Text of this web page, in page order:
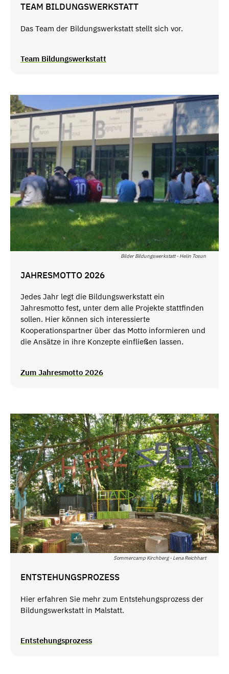
TEAM BILDUNGSWERKSTATT
Das Team der Bildungswerkstatt stellt sich vor.
Team Bildungswerkstatt
Bilder Bildungswerkstatt - Helin Tosun
JAHRESMOTTO 2026
Jedes Jahr legt die Bildungswerkstatt ein
Jahresmotto fest, unter dem alle Projekte stattfinden
sollen. Hier können sich interessierte
Kooperationspartner über das Motto informieren und
die Ansätze in ihre Konzepte einfließen lassen.
Zum Jahresmotto 2026
Sommercamp Kirchberg - Lena Reichhart
ENTSTEHUNGSPROZESS
Hier erfahren Sie mehr zum Entstehungsprozess der
Bildungswerkstatt in Malstatt.
Entstehungsprozess